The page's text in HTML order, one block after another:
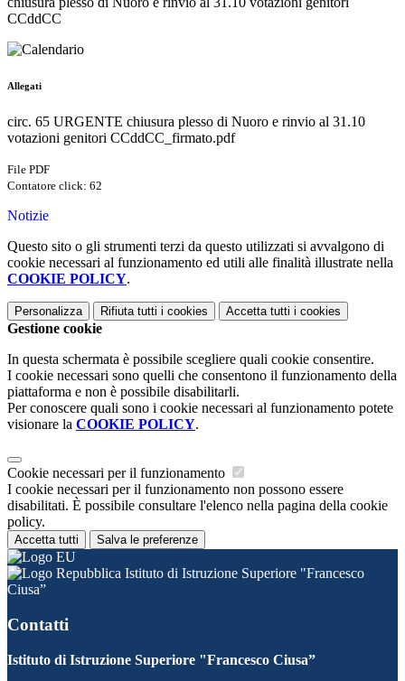
CCddCC
Allegati
circ. 65 URGENTE chiusura plesso di Nuoro e rinvio al 31.10
votazioni genitori CCddCC_firmato.pdf
File PDF
Contatore click: 62
Notizie
Questo sito o gli strumenti terzi da questo utilizzati si avvalgono di
cookie necessari al funzionamento ed utili alle finalità illustrate nella
COOKIE POLICY.
Personalizza Rifiuta tutti i cookies Accetta tutti i cookies
Gestione cookie
In questa schermata è possibile scegliere quali cookie consentire.
I cookie necessari sono quelli che consentono il funzionamento della
piattaforma e non è possibile disabilitarli.
Per conoscere quali sono i cookie necessari al funzionamento potete
visionare la COOKIE POLICY.
Cookie necessari per il funzionamento
I cookie necessari per il funzionamento non possono essere
disabilitati. È possibile consultare l'elenco nella pagina della cookie
policy.
Accetta tutti Salva le preferenze
Istituto di Istruzione Superiore "Francesco
Ciusa”
Contatti
Istituto di Istruzione Superiore "Francesco Ciusa”